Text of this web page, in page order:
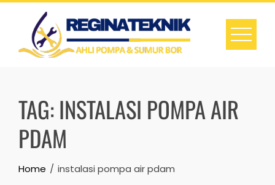
Skip
content
TAG:INSTALASI POMPA AIR
PDAM
Home instalasi pompa air pdam